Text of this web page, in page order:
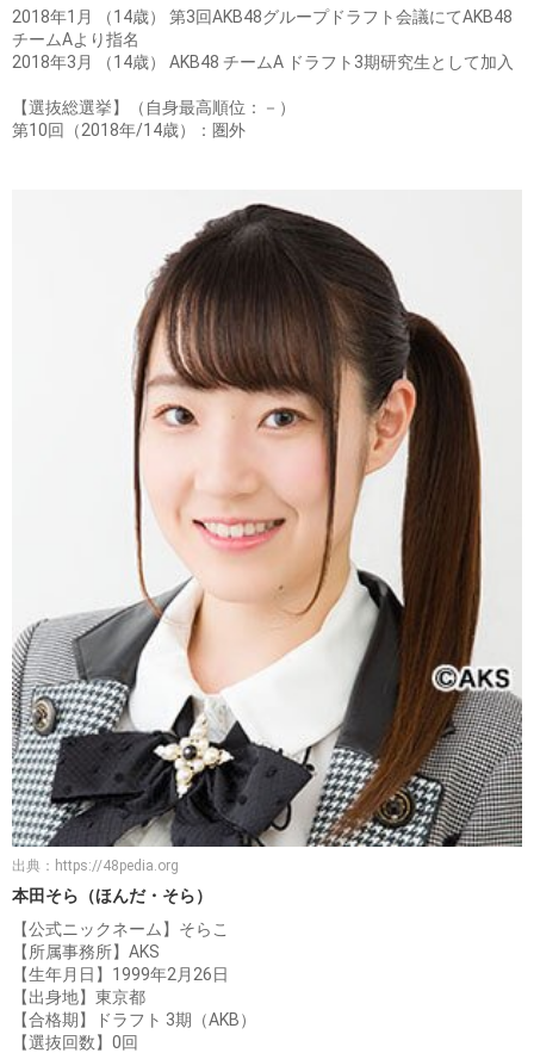
2018年1月 （14歳） 第3回AKB48グループドラフト会議にてAKB48
チームAより指名
2018年3月 （14歳） AKB48 チームA ドラフト3期研究生として加入
【選抜総選挙】（自身最高順位：－）
第10回（2018年/14歳）：圏外
出典： https://48pedia.org
本田そら（ほんだ・そら）
【公式ニックネーム】そらこ
【所属事務所】AKS
【生年月日】1999年2月26日
【出身地】東京都
【合格期】ドラフト 3期（AKB）
【選抜回数】0回